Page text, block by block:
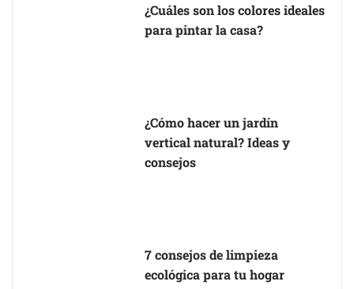
¿Cuáles son los colores ideales
para pintar la casa?
¿Cómo hacer un jardín
vertical natural? Ideas y
consejos
7 consejos de limpieza
ecológica para tu hogar